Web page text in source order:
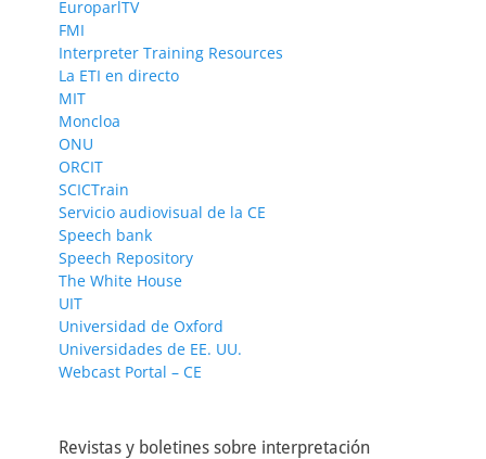
EuroparlTV
FMI
Interpreter Training Resources
La ETI en directo
MIT
Moncloa
ONU
ORCIT
SCICTrain
Servicio audiovisual de la CE
Speech bank
Speech Repository
The White House
UIT
Universidad de Oxford
Universidades de EE. UU.
Webcast Portal – CE
Revistas y boletines sobre interpretación